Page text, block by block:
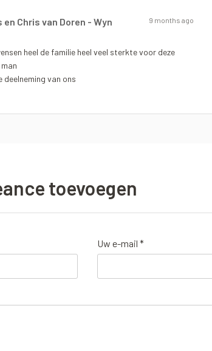
en Chris van Doren - Wyn 9 months ago
heel de familie heel veel sterkte voor deze
deelneming van ons
toevoegen
Uw e-mail *